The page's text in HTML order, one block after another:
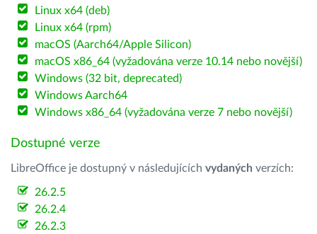
Linux x64 (deb)
Linux x64 (rpm)
macOS (Aarch64/Apple Silicon)
macOS x86_64 (vyžadována verze 10.14 nebo novější)
Windows (32 bit, deprecated)
Windows Aarch64
Windows x86_64 (vyžadována verze 7 nebo novější)
Dostupné verze
LibreOffice je dostupný v následujících vydaných verzích:
26.2.5
26.2.4
26.2.3